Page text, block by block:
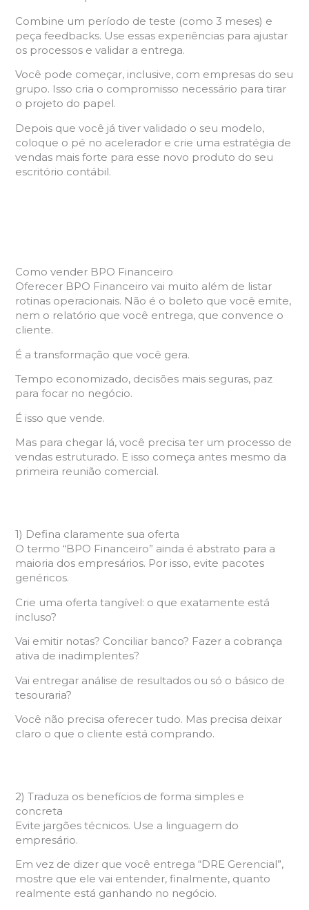
Combine um período de teste (como 3 meses) e
peça feedbacks. Use essas experiências para ajustar
os processos e validar a entrega.
Você pode começar, inclusive, com empresas do seu
grupo. Isso cria o compromisso necessário para tirar
o projeto do papel.
Depois que você já tiver validado o seu modelo,
coloque o pé no acelerador e crie uma estratégia de
vendas mais forte para esse novo produto do seu
escritório contábil.
Como vender BPO Financeiro
Oferecer BPO Financeiro vai muito além de listar
rotinas operacionais. Não é o boleto que você emite,
nem o relatório que você entrega, que convence o
cliente.
É a transformação que você gera.
Tempo economizado, decisões mais seguras, paz
para focar no negócio.
É isso que vende.
Mas para chegar lá, você precisa ter um processo de
vendas estruturado. E isso começa antes mesmo da
primeira reunião comercial.
1) Defina claramente sua oferta
O termo “BPO Financeiro” ainda é abstrato para a
maioria dos empresários. Por isso, evite pacotes
genéricos.
Crie uma oferta tangível: o que exatamente está
incluso?
Vai emitir notas? Conciliar banco? Fazer a cobrança
ativa de inadimplentes?
Vai entregar análise de resultados ou só o básico de
tesouraria?
Você não precisa oferecer tudo. Mas precisa deixar
claro o que o cliente está comprando.
2) Traduza os benefícios de forma simples e
concreta
Evite jargões técnicos. Use a linguagem do
empresário.
Em vez de dizer que você entrega “DRE Gerencial”,
mostre que ele vai entender, finalmente, quanto
realmente está ganhando no negócio.